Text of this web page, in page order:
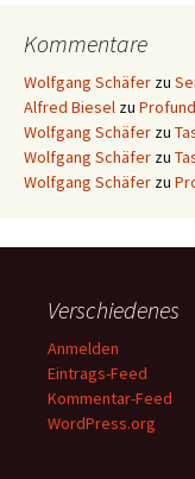
Kommentare
Wolfgang Schäfer zu
Alfred Biesel zu
Wolfgang Schäfer zu
Wolfgang Schäfer zu
Wolfgang Schäfer zu
Verschiedenes
Anmelden
Eintrags-Feed
Kommentar-Feed
WordPress.org